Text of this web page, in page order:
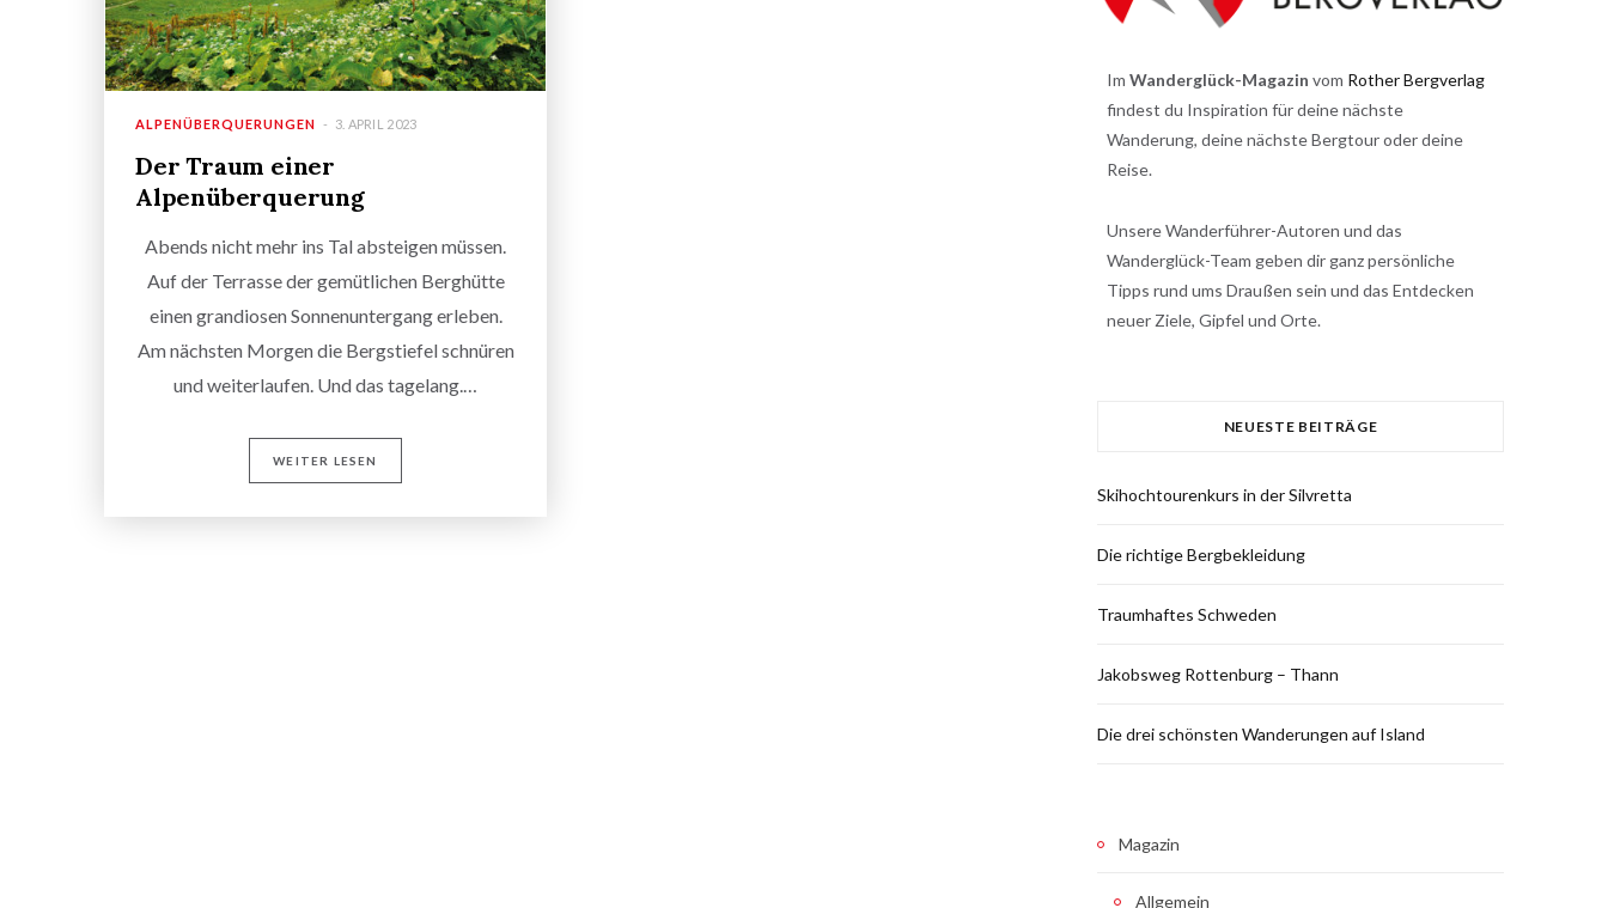
ALPENÜBERQUERUNGEN 3. APRIL 2023
Der Traum einer
Alpenüberquerung
Abends nicht mehr ins Tal absteigen müssen.
Auf der Terrasse der gemütlichen Berghütte
einen grandiosen Sonnenuntergang erleben.
Am nächsten Morgen die Bergstiefel schnüren
und weiterlaufen. Und das tagelang.…
WEITER LESEN
Im Wanderglück-Magazin vom Rother Bergverlag
findest du Inspiration für deine nächste
Wanderung, deine nächste Bergtour oder deine
Reise.
Unsere Wanderführer-Autoren und das
Wanderglück-Team geben dir ganz persönliche
Tipps rund ums Draußen sein und das Entdecken
neuer Ziele, Gipfel und Orte.
NEUESTE BEITRÄGE
Skihochtourenkurs in der Silvretta
Die richtige Bergbekleidung
Traumhaftes Schweden
Jakobsweg Rottenburg – Thann
Die drei schönsten Wanderungen auf Island
Magazin
Allgemein